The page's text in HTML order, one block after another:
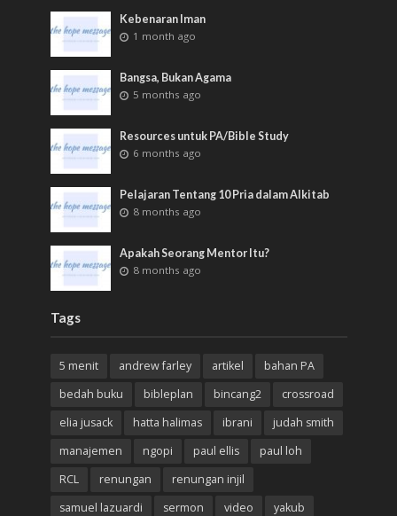
Kebenaran Iman
1 month ago
Bangsa, Bukan Agama
5 months ago
Resources untuk PA/Bible Study
6 months ago
Pelajaran Tentang 10 Pria dalam Alkitab
8 months ago
Apakah Seorang Mentor Itu?
8 months ago
Tags
5 menit andrew farley artikel
bahan PA
bedah buku
bibleplan bincang2
crossroad
elia jusack
hatta halimas ibrani
judah smith
manajemen
ngopi paul ellis
paul loh
RCL
renungan
renungan injil
samuel lazuardi
sermon video yakub